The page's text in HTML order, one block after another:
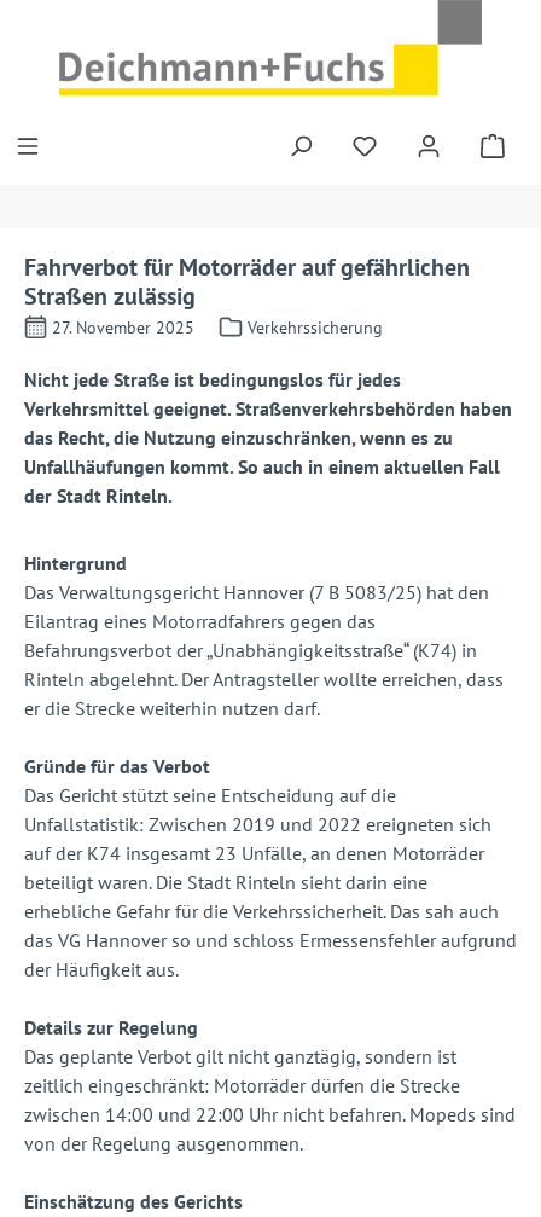
Fahrverbot für Motorräder auf gefährlichen
Straßen zulässig
27. November 2025 Verkehrssicherung
Nicht jede Straße ist bedingungslos für jedes
Verkehrsmittel geeignet. Straßenverkehrsbehörden haben
das Recht, die Nutzung einzuschränken, wenn es zu
Unfallhäufungen kommt. So auch in einem aktuellen Fall
der Stadt Rinteln.
Hintergrund
Das Verwaltungsgericht Hannover (7 B 5083/25) hat den
Eilantrag eines Motorradfahrers gegen das
Befahrungsverbot der „Unabhängigkeitsstraße“ (K74) in
Rinteln abgelehnt. Der Antragsteller wollte erreichen, dass
er die Strecke weiterhin nutzen darf.
Gründe für das Verbot
Das Gericht stützt seine Entscheidung auf die
Unfallstatistik: Zwischen 2019 und 2022 ereigneten sich
auf der K74 insgesamt 23 Unfälle, an denen Motorräder
beteiligt waren. Die Stadt Rinteln sieht darin eine
erhebliche Gefahr für die Verkehrssicherheit. Das sah auch
das VG Hannover so und schloss Ermessensfehler aufgrund
der Häufigkeit aus.
Details zur Regelung
Das geplante Verbot gilt nicht ganztägig, sondern ist
zeitlich eingeschränkt: Motorräder dürfen die Strecke
zwischen 14:00 und 22:00 Uhr nicht befahren. Mopeds sind
von der Regelung ausgenommen.
Einschätzung des Gerichts